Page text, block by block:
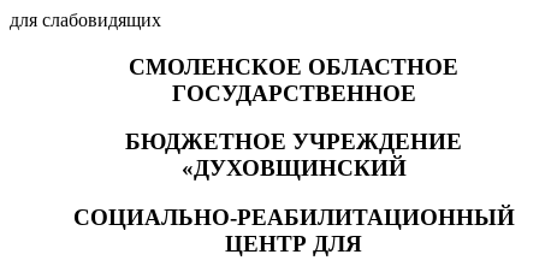
для слабовидящих
СМОЛЕНСКОЕ ОБЛАСТНОЕ
ГОСУДАРСТВЕННОЕ
БЮДЖЕТНОЕ УЧРЕЖДЕНИЕ
«ДУХОВЩИНСКИЙ
СОЦИАЛЬНО-РЕАБИЛИТАЦИОННЫЙ
ЦЕНТР ДЛЯ